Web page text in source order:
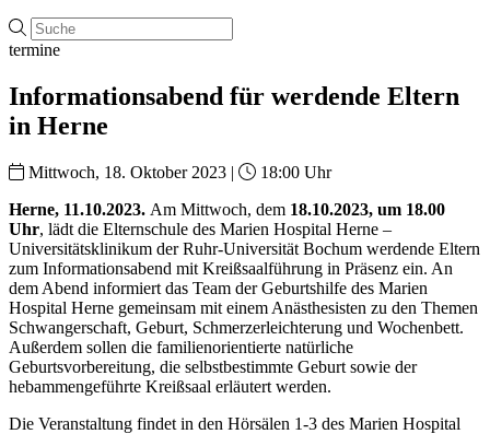
termine
Informationsabend für werdende Eltern
in Herne
Mittwoch, 18. Oktober 2023 |
18:00 Uhr
Herne, 11.10.2023. Am Mittwoch, dem 18.10.2023, um 18.00
Uhr, lädt die Elternschule des Marien Hospital Herne –
Universitätsklinikum der Ruhr-Universität Bochum werdende Eltern
zum Informationsabend mit Kreißsaalführung in Präsenz ein. An
dem Abend informiert das Team der Geburtshilfe des Marien
Hospital Herne gemeinsam mit einem Anästhesisten zu den Themen
Schwangerschaft, Geburt, Schmerzerleichterung und Wochenbett.
Außerdem sollen die familienorientierte natürliche
Geburtsvorbereitung, die selbstbestimmte Geburt sowie der
hebammengeführte Kreißsaal erläutert werden.
Die Veranstaltung findet in den Hörsälen 1-3 des Marien Hospital